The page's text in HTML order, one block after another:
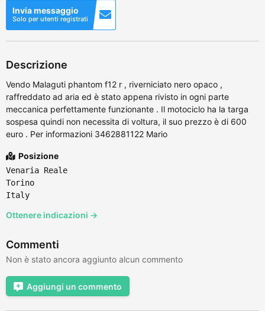
Invia messaggio
Solo per utenti registrati
Descrizione
Vendo Malaguti phantom f12 r , riverniciato nero opaco ,
raffreddato ad aria ed è stato appena rivisto in ogni parte
meccanica perfettamente funzionante . Il motociclo ha la targa
sospesa quindi non necessita di voltura, il suo prezzo è di 600
euro . Per informazioni 3462881122 Mario
Posizione
Venaria Reale
Torino
Italy
Ottenere indicazioni →
Commenti
Non è stato ancora aggiunto alcun commento
Aggiungi un commento